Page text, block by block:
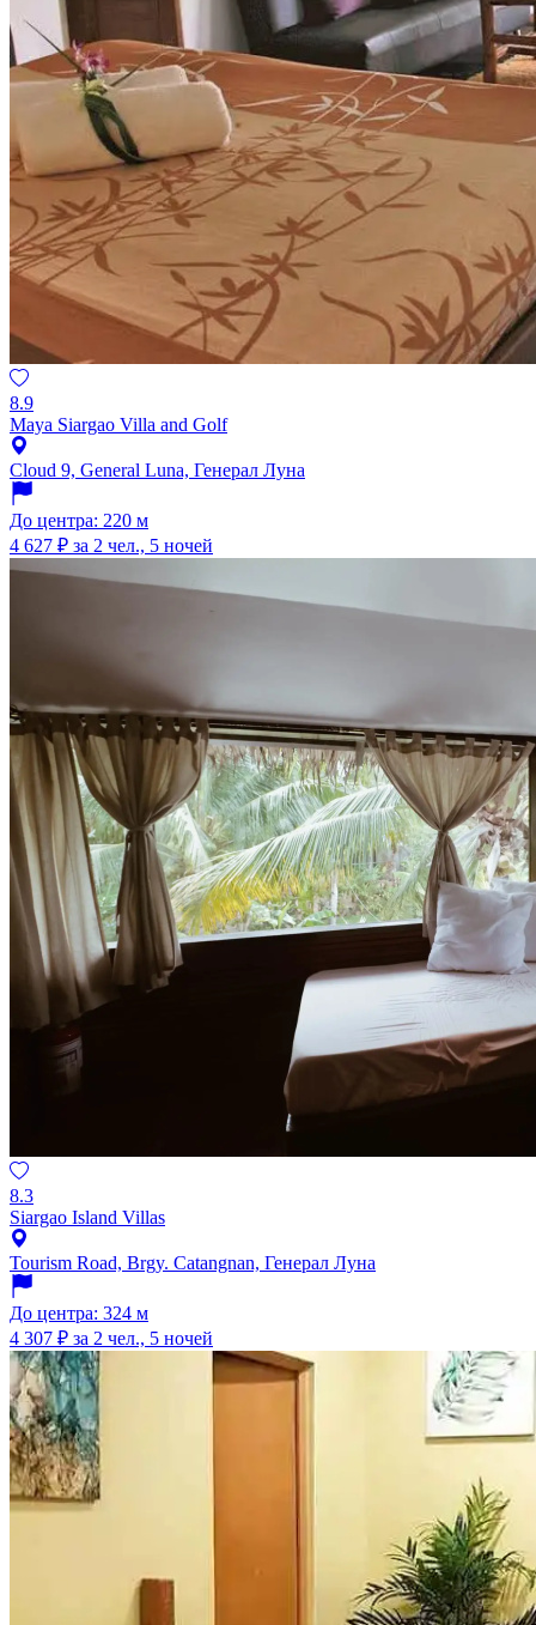
8.9
Maya Siargao Villa and Golf
Cloud 9, General Luna, Генерал Луна
До центра: 220 м
4 627 ₽ за 2 чел., 5 ночей
8.3
Siargao Island Villas
Tourism Road, Brgy. Catangnan, Генерал Луна
До центра: 324 м
4 307 ₽ за 2 чел., 5 ночей